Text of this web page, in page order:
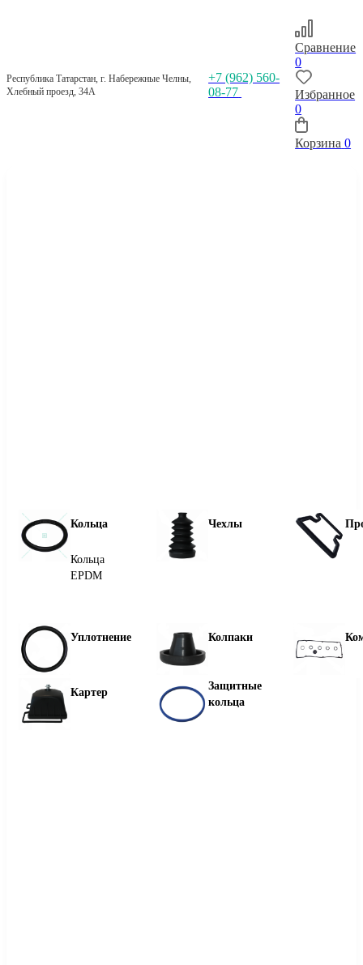
Республика Татарстан, г. Набережные Челны,
Хлебный проезд, 34А
+7 (962) 560-
08-77
Сравнение
0
Избранное
0
Корзина 0
Кольца
Кольца
EPDM
Чехлы
Уплотнение Колпаки
Картер
Защитные
кольца